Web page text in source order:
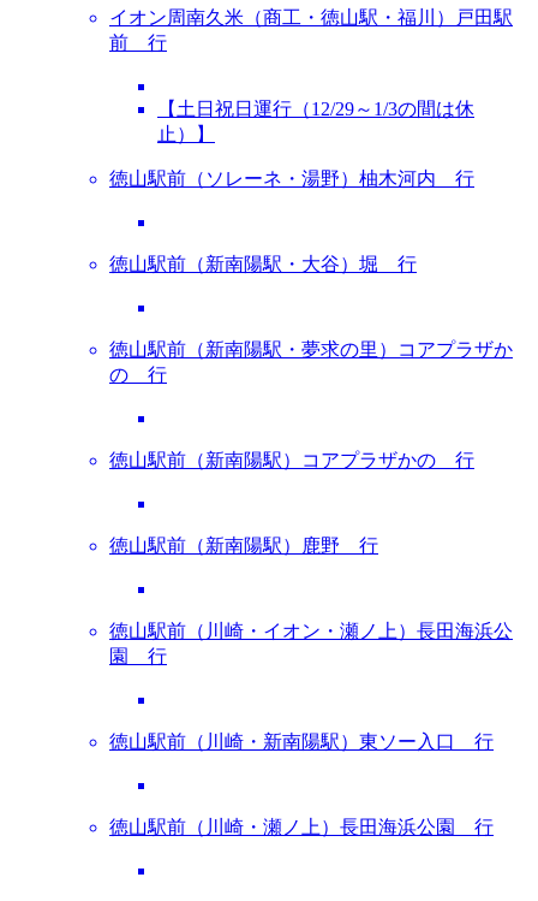
イオン周南久米（商工・徳山駅・福川）戸田駅
前 行
【土日祝日運行（12/29～1/3の間は休
止）】
徳山駅前（ソレーネ・湯野）柚木河内 行
徳山駅前（新南陽駅・大谷）堀 行
徳山駅前（新南陽駅・夢求の里）コアプラザか
の 行
徳山駅前（新南陽駅）コアプラザかの 行
徳山駅前（新南陽駅）鹿野 行
徳山駅前（川崎・イオン・瀬ノ上）長田海浜公
園 行
徳山駅前（川崎・新南陽駅）東ソー入口 行
徳山駅前（川崎・瀬ノ上）長田海浜公園 行